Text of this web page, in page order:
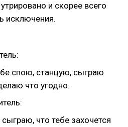
и скорее всего
исключения.
спою, станцую, сыграю
что угодно.
что тебе захочется